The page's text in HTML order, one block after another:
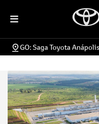
GO: Saga Toyota Anápolis